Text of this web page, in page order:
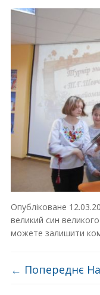
Опубліковане
великий син
можете залишити
← Попереднє